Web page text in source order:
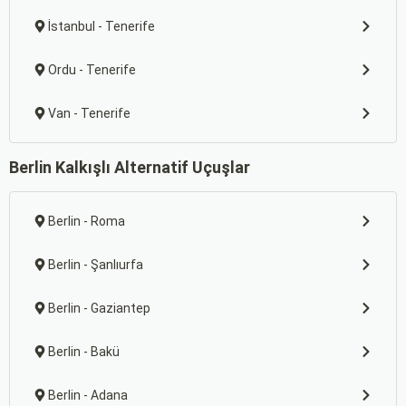
İstanbul - Tenerife
Ordu - Tenerife
Van - Tenerife
Berlin Kalkışlı Alternatif Uçuşlar
Berlin - Roma
Berlin - Şanlıurfa
Berlin - Gaziantep
Berlin - Bakü
Berlin - Adana